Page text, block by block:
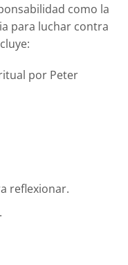
como la
para luchar contra
por Peter
reflexionar.